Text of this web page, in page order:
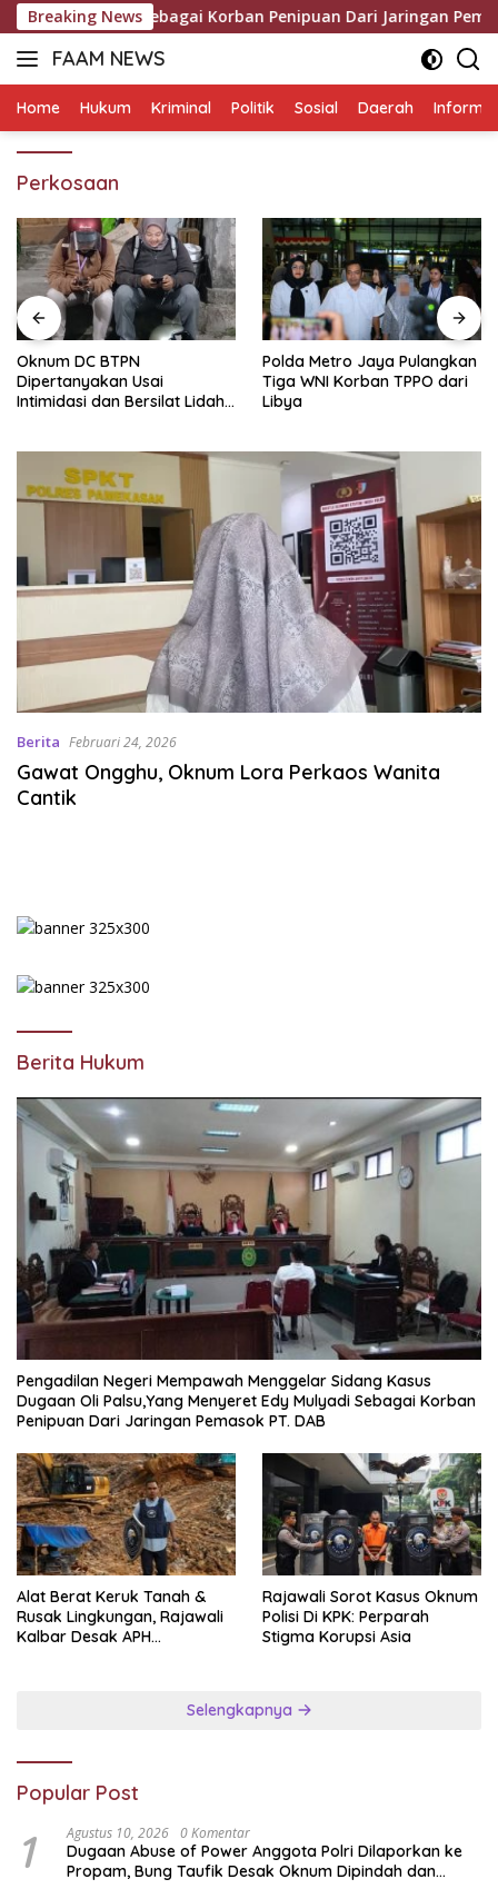
Langsung
ke
konten
Breaking News
Sebagai Korban Penipuan Dari Jaringan Pemasok PT.
FAAM NEWS
Mengungkap
Mengawal
Home Hukum Kriminal Politik Sosial Daerah
Perkosaan
Oknum DC BTPN
Dipertanyakan Usai
Intimidasi dan Bersilat Lidah
Polda Metro Jaya Pulangkan
Tiga WNI Korban TPPO dari
Libya
Berita Februari 24, 2026
Gawat Ongghu, Oknum Lora Perkaos Wanita
Cantik
Berita Hukum
Pengadilan Negeri Mempawah Menggelar Sidang Kasus
Dugaan Oli Palsu,Yang Menyeret Edy Mulyadi Sebagai Korban
Penipuan Dari Jaringan Pemasok PT. DAB
Alat Berat Keruk Tanah &
Rusak Lingkungan, Rajawali
Kalbar Desak APH
Rajawali Sorot Kasus Oknum
Polisi Di KPK: Perparah
Stigma Korupsi Asia
Selengkapnya
Popular Post
1 Agustus 10, 2026 0 Komentar
Dugaan Abuse of Power Anggota Polri Dilaporkan ke
Propam, Bung Taufik Desak Oknum Dipindah dan